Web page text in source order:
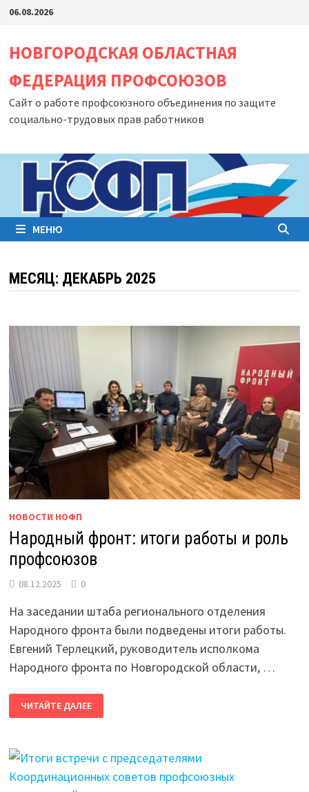
Перейти
содержимому
06.08.2026
НОВГОРОДСКАЯ ОБЛАСТНАЯ
ФЕДЕРАЦИЯ ПРОФСОЮЗОВ
Сайт о работе профсоюзного объединения по защите
социально-трудовых прав работников
МЕНЮ
МЕСЯЦ: ДЕКАБРЬ 2025
НОВОСТИ НОФП
Народный фронт: итоги работы и роль
профсоюзов
08.12.2025 0
На заседании штаба регионального отделения
Народного фронта были подведены итоги работы.
Евгений Терлецкий, руководитель исполкома
Народного фронта по Новгородской области, …
НАРОДНЫЙ
ФРОНТ:
ИТОГИ
ПРОФСОЮЗОВ
ЧИТАЙТЕ ДАЛЕЕ